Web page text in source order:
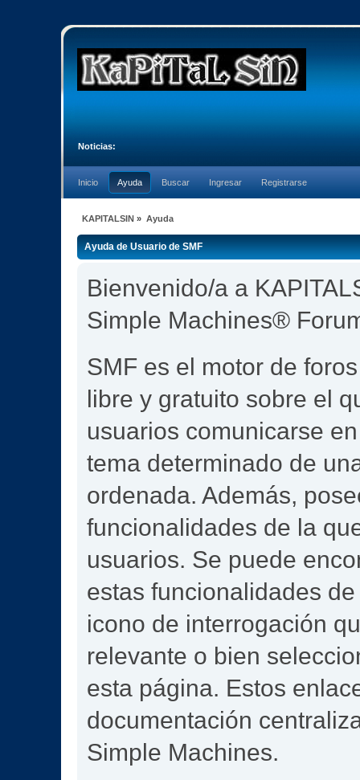
Noticias:
Inicio Ayuda Buscar Ingresar Registrarse
KAPITALSIN » Ayuda
Ayuda de Usuario de SMF
Bienvenido/a a
Simple Machines®
SMF es el motor de
libre y gratuito sobre el
usuarios comunicarse
tema determinado de
ordenada. Además,
funcionalidades de la
usuarios. Se puede
estas funcionalidades
icono de interrogación
relevante o bien
esta página. Estos
documentación
Simple Machines.